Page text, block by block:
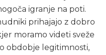
igranje na poti.
prihajajo z dobro
moramo videti sveže
obdobje legitimnosti,